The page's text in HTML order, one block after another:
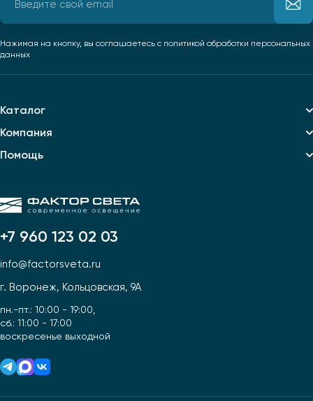
+7 960 123 02 03
info@factorsveta.ru
г. Воронеж, Кольцовская, 9А
пн.-пт.: 10:00 - 19:00,
сб.: 11:00 - 17:00
воскресенье выходной
Каталог
Компания
Помощь
Нажимая на кнопку, вы соглашаетесь с политикой обработки персональных
данных